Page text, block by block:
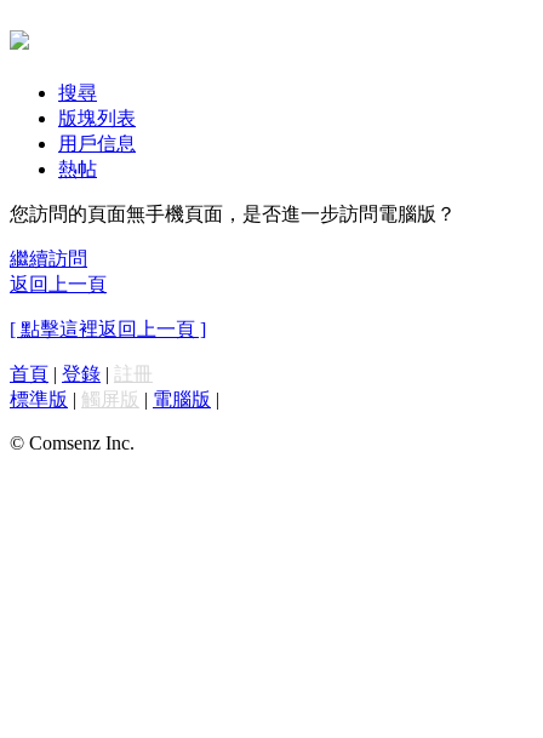
搜尋
版塊列表
用戶信息
熱帖
您訪問的頁面無手機頁面，是否進一步訪問電腦版？
繼續訪問
返回上一頁
[ 點擊這裡返回上一頁 ]
首頁 | 登錄 | 註冊
標準版 | 觸屏版 | 電腦版 |
© Comsenz Inc.